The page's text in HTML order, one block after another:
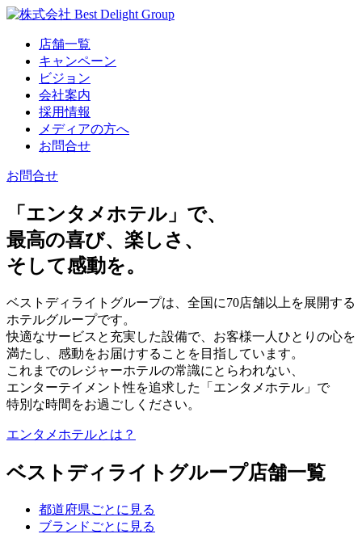
店舗一覧
キャンペーン
ビジョン
会社案内
採用情報
メディアの方へ
お問合せ
お問合せ
「エンタメホテル」で、
最高の喜び、楽しさ、
そして感動を。
ベストディライトグループは、全国に70店舗以上を展開する
ホテルグループです。
快適なサービスと充実した設備で、お客様一人ひとりの心を
満たし、感動をお届けすることを目指しています。
これまでのレジャーホテルの常識にとらわれない、
エンターテイメント性を追求した「エンタメホテル」で
特別な時間をお過ごしください。
エンタメホテルとは？
ベストディライトグループ店舗一覧
都道府県ごとに見る
ブランドごとに見る